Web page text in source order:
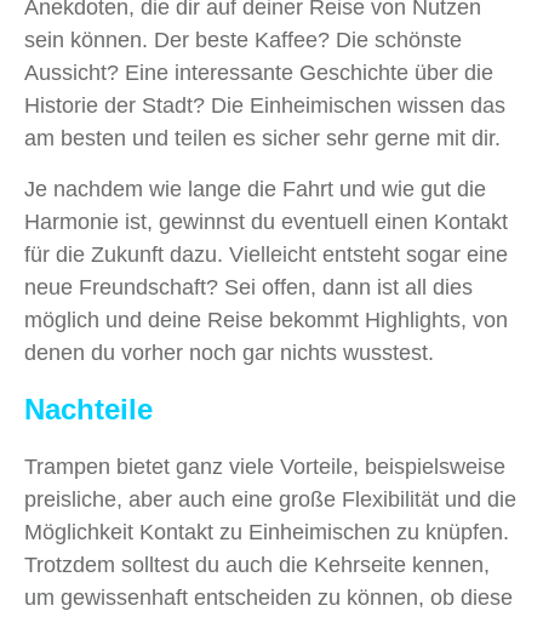
Anekdoten, die dir auf deiner Reise von Nutzen
sein können. Der beste Kaffee? Die schönste
Aussicht? Eine interessante Geschichte über die
Historie der Stadt? Die Einheimischen wissen das
am besten und teilen es sicher sehr gerne mit dir.
Je nachdem wie lange die Fahrt und wie gut die
Harmonie ist, gewinnst du eventuell einen Kontakt
für die Zukunft dazu. Vielleicht entsteht sogar eine
neue Freundschaft? Sei offen, dann ist all dies
möglich und deine Reise bekommt Highlights, von
denen du vorher noch gar nichts wusstest.
Nachteile
Trampen bietet ganz viele Vorteile, beispielsweise
preisliche, aber auch eine große Flexibilität und die
Möglichkeit Kontakt zu Einheimischen zu knüpfen.
Trotzdem solltest du auch die Kehrseite kennen,
um gewissenhaft entscheiden zu können, ob diese